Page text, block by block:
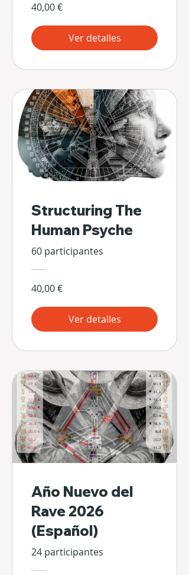
40,00 €
Ver detalles
Structuring The
Human Psyche
60 participantes
40,00 €
Ver detalles
Año Nuevo del
Rave 2026
(Español)
24 participantes